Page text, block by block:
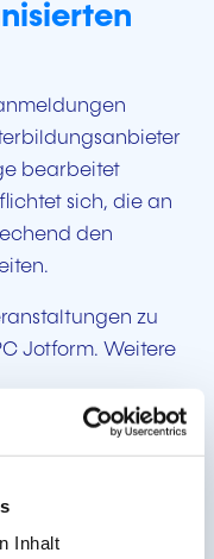
Inhalt
bearbeitet
sich, die an
den
zu
Jotform. Weitere